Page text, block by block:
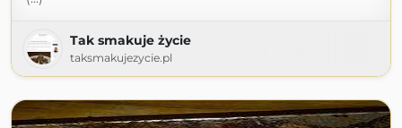
Tak smakuje życie
taksmakujezycie.pl